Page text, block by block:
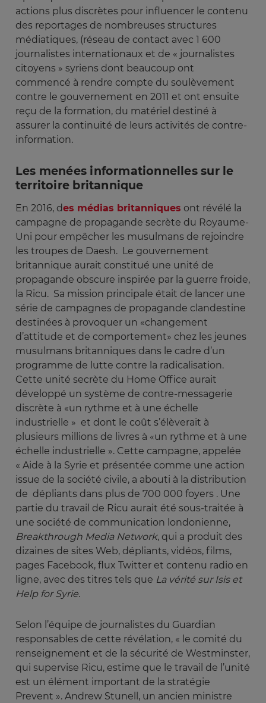
actions plus discrètes pour influencer le contenu
des reportages de nombreuses structures
médiatiques, (réseau de contact avec 1 600
journalistes internationaux et de « journalistes
citoyens » syriens dont beaucoup ont
commencé à rendre compte du soulèvement
contre le gouvernement en 2011 et ont ensuite
reçu de la formation, du matériel destiné à
assurer la continuité de leurs activités de contre-
information.
Les menées informationnelles sur le
territoire britannique
En 2016, des médias britanniques ont révélé la
campagne de propagande secrète du Royaume-
Uni pour empêcher les musulmans de rejoindre
les troupes de Daesh. Le gouvernement
britannique aurait constitué une unité de
propagande obscure inspirée par la guerre froide,
la Ricu. Sa mission principale était de lancer une
série de campagnes de propagande clandestine
destinées à provoquer un «changement
d’attitude et de comportement» chez les jeunes
musulmans britanniques dans le cadre d’un
programme de lutte contre la radicalisation.
Cette unité secrète du Home Office aurait
développé un système de contre-messagerie
discrète à «un rythme et à une échelle
industrielle » et dont le coût s’élèverait à
plusieurs millions de livres à «un rythme et à une
échelle industrielle ». Cette campagne, appelée
« Aide à la Syrie et présentée comme une action
issue de la société civile, a abouti à la distribution
de dépliants dans plus de 700 000 foyers . Une
partie du travail de Ricu aurait été sous-traitée à
une société de communication londonienne,
Breakthrough Media Network, qui a produit des
dizaines de sites Web, dépliants, vidéos, films,
pages Facebook, flux Twitter et contenu radio en
ligne, avec des titres tels que La vérité sur Isis et
Help for Syrie.
Selon l’équipe de journalistes du Guardian
responsables de cette révélation, « le comité du
renseignement et de la sécurité de Westminster,
qui supervise Ricu, estime que le travail de l’unité
est un élément important de la stratégie
Prevent ». Andrew Stunell, un ancien ministre